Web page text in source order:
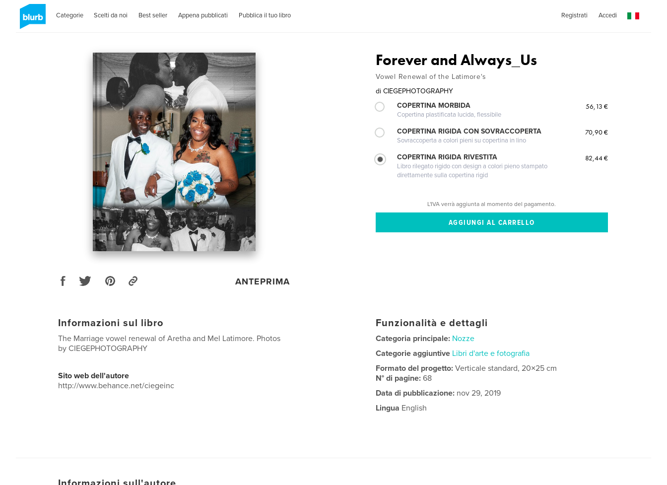
Categorie Scelti da noi Best seller Appena pubblicati Pubblica il tuo libro Registrati Accedi
ANTEPRIMA
Forever and Always_Us
Vowel Renewal of the Latimore's
di CIEGEPHOTOGRAPHY
COPERTINA MORBIDA
Copertina plastificata lucida, flessibile
56,13 €
COPERTINA RIGIDA CON SOVRACCOPERTA
Sovraccoperta a colori pieni su copertina in lino
70,90 €
COPERTINA RIGIDA RIVESTITA
Libro rilegato rigido con design a colori pieno stampato
direttamente sulla copertina rigid
82,44 €
L'IVA verrà aggiunta al momento del pagamento.
Informazioni sul libro
The Marriage vowel renewal of Aretha and Mel Latimore. Photos
by CIEGEPHOTOGRAPHY
Sito web dell'autore
http://www.behance.net/ciegeinc
Funzionalità e dettagli
Categoria principale: Nozze
Categorie aggiuntive Libri d'arte e fotografia
Formato del progetto:Verticale standard, 20×25 cm
N° di pagine:68
Data di pubblicazione: nov 29, 2019
Lingua English